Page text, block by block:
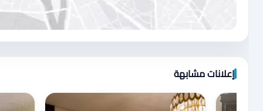
اضغط لتحميل الموقع
إعلانات مشابهة